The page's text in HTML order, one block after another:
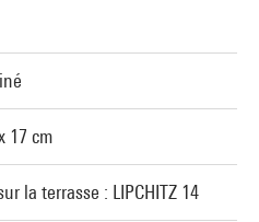
17 cm
la terrasse : LIPCHITZ 14